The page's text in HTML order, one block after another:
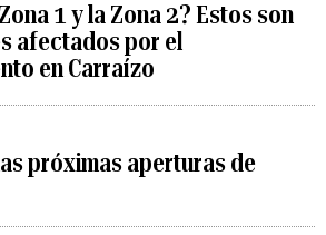
1 y la Zona 2? Estos son
afectados por el
en Carraízo
próximas aperturas de